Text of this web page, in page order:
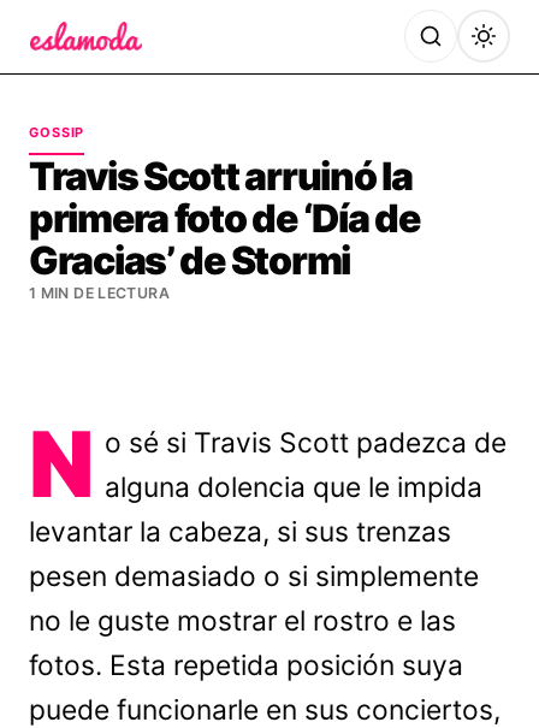
GOSSIP
Travis Scott arruinó la
primera foto de ‘Día de
Gracias’ de Stormi
1 MIN DE LECTURA
N o sé si Travis Scott padezca de
alguna dolencia que le impida
levantar la cabeza, si sus trenzas
pesen demasiado o si simplemente
no le guste mostrar el rostro e las
fotos. Esta repetida posición suya
puede funcionarle en sus conciertos,